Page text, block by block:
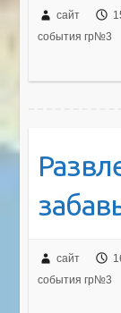
сайт
события гр№3
сайт
события гр№3